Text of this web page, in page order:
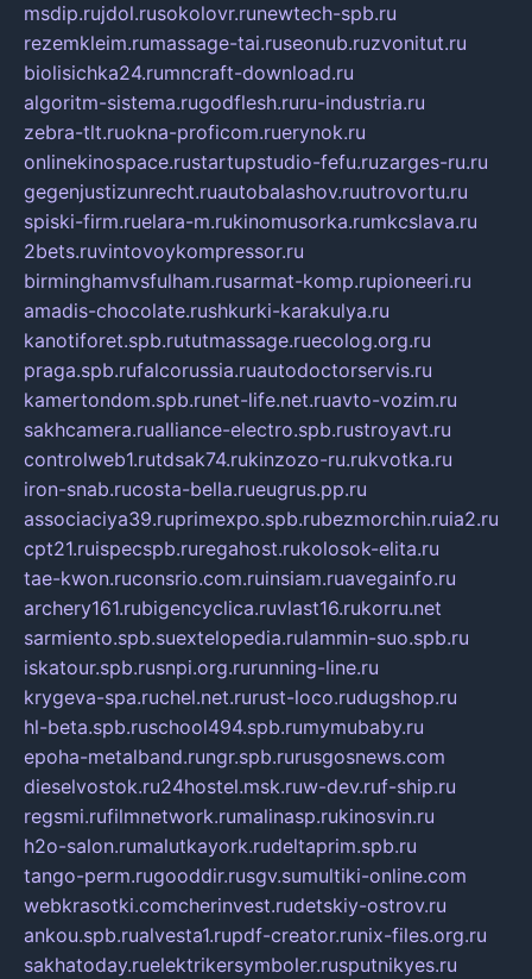
msdip.rujdol.rusokolovr.runewtech-spb.ru
rezemkleim.rumassage-tai.ruseonub.ruzvonitut.ru
biolisichka24.rumncraft-download.ru
algoritm-sistema.rugodflesh.ruru-industria.ru
zebra-tlt.ruokna-proficom.ruerynok.ru
onlinekinospace.rustartupstudio-fefu.ruzarges-ru.ru
gegenjustizunrecht.ruautobalashov.ruutrovortu.ru
spiski-firm.ruelara-m.rukinomusorka.rumkcslava.ru
2bets.ruvintovoykompressor.ru
birminghamvsfulham.rusarmat-komp.rupioneeri.ru
amadis-chocolate.rushkurki-karakulya.ru
kanotiforet.spb.rututmassage.ruecolog.org.ru
praga.spb.rufalcorussia.ruautodoctorservis.ru
kamertondom.spb.runet-life.net.ruavto-vozim.ru
sakhcamera.rualliance-electro.spb.rustroyavt.ru
controlweb1.rutdsak74.rukinzozo-ru.rukvotka.ru
iron-snab.rucosta-bella.rueugrus.pp.ru
associaciya39.ruprimexpo.spb.rubezmorchin.ruia2.ru
cpt21.ruispecspb.ruregahost.rukolosok-elita.ru
tae-kwon.ruconsrio.com.ruinsiam.ruavegainfo.ru
archery161.rubigencyclica.ruvlast16.rukorru.net
sarmiento.spb.suextelopedia.rulammin-suo.spb.ru
iskatour.spb.rusnpi.org.rurunning-line.ru
krygeva-spa.ruchel.net.rurust-loco.rudugshop.ru
hl-beta.spb.ruschool494.spb.rumymubaby.ru
epoha-metalband.rungr.spb.rurusgosnews.com
dieselvostok.ru24hostel.msk.ruw-dev.ruf-ship.ru
regsmi.rufilmnetwork.rumalinasp.rukinosvin.ru
h2o-salon.rumalutkayork.rudeltaprim.spb.ru
tango-perm.rugooddir.rusgv.sumultiki-online.com
webkrasotki.comcherinvest.rudetskiy-ostrov.ru
ankou.spb.rualvesta1.rupdf-creator.runix-files.org.ru
sakhatoday.ruelektrikersymboler.rusputnikyes.ru